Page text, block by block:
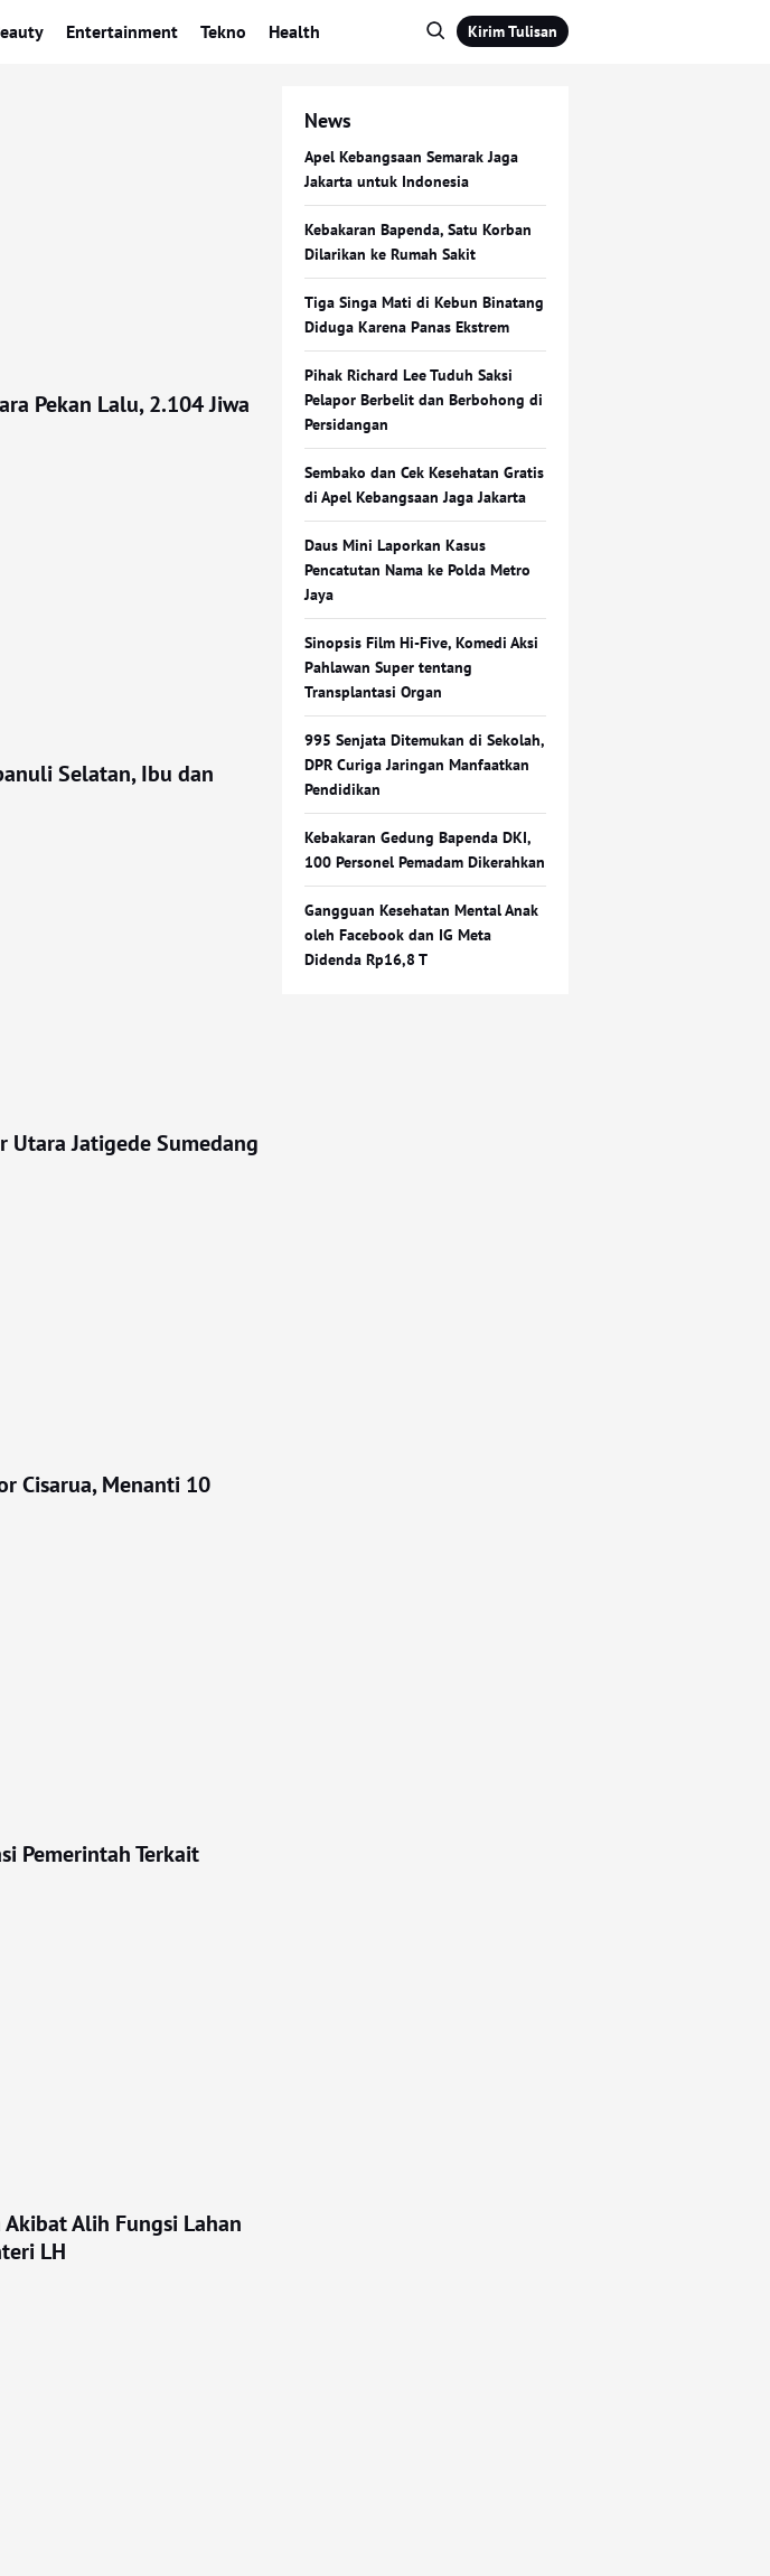
Entertainment Tekno Health Kirim Tulisan
Pekan Lalu, 2.104 Jiwa
Selatan, Ibu dan
Utara Jatigede Sumedang
Cisarua, Menanti 10
Pemerintah Terkait
Alih Fungsi Lahan
LH
News
Apel Kebangsaan Semarak Jaga
Jakarta untuk Indonesia
Kebakaran Bapenda, Satu Korban
Dilarikan ke Rumah Sakit
Tiga Singa Mati di Kebun Binatang
Diduga Karena Panas Ekstrem
Pihak Richard Lee Tuduh Saksi
Pelapor Berbelit dan Berbohong di
Persidangan
Sembako dan Cek Kesehatan Gratis
di Apel Kebangsaan Jaga Jakarta
Daus Mini Laporkan Kasus
Pencatutan Nama ke Polda Metro
Jaya
Sinopsis Film Hi-Five, Komedi Aksi
Pahlawan Super tentang
Transplantasi Organ
995 Senjata Ditemukan di Sekolah,
DPR Curiga Jaringan Manfaatkan
Pendidikan
Kebakaran Gedung Bapenda DKI,
100 Personel Pemadam Dikerahkan
Gangguan Kesehatan Mental Anak
oleh Facebook dan IG Meta
Didenda Rp16,8 T